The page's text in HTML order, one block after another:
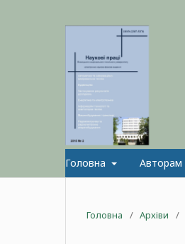
Головна Авторам
Головна / Архіви /